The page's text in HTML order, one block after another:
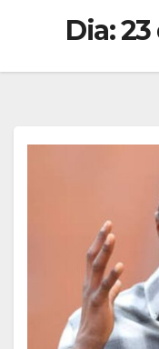
Dia:23